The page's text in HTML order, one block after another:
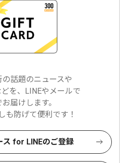
の話題のニュースや
を、LINEやメールで
届けします。
も防げて便利です！
ス for LINEのご登録